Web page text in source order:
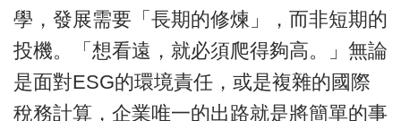
學，發展需要「長期的修煉」，而非短期的
投機。「想看遠，就必須爬得夠高。」無論
是面對ESG的環境責任，或是複雜的國際
稅務計算，企業唯一的出路就是將簡單的事